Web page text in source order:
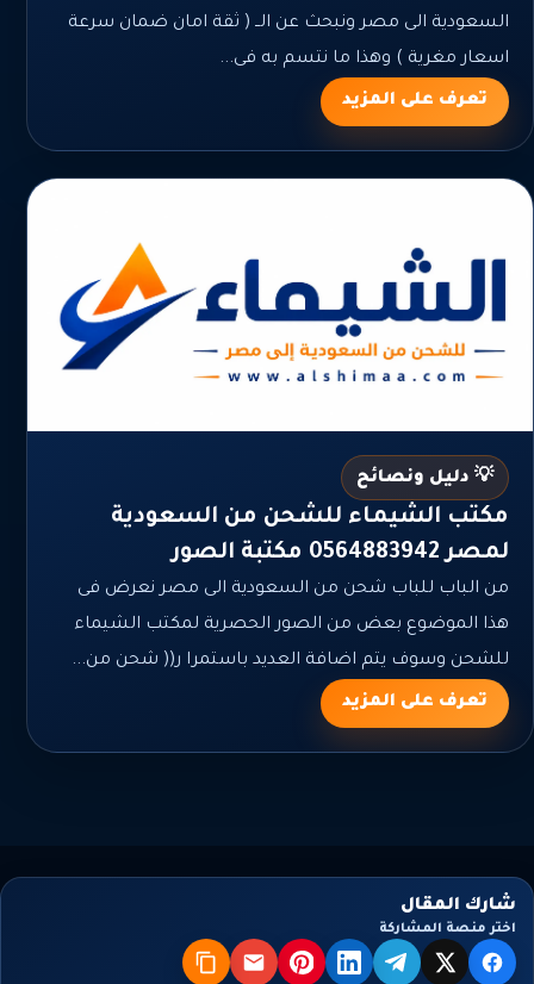
السعودية الى مصر ونبحث عن الــ ( ثقة امان ضمان سرعة
اسعار مغرية ) وهذا ما نتسم به فى...
تعرف على المزيد
💡 دليل ونصائح
مكتب الشيماء للشحن من السعودية
لمصر 0564883942 مكتبة الصور
من الباب للباب شحن من السعودية الى مصر نعرض فى
هذا الموضوع بعض من الصور الحصرية لمكتب الشيماء
للشحن وسوف يتم اضافة العديد باستمرا ر(( شحن من...
تعرف على المزيد
شارك المقال
اختر منصة المشاركة
فيسبوك
X تيليجراملينكدإنبنترستالبريد نسخ